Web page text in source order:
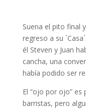
Suena el pito final
regreso a su
él Steven y Juan
cancha, una
había podido ser
El “ojo por ojo”
barristas, pero